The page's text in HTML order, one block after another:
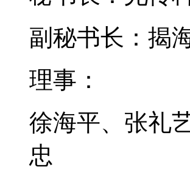
副秘书长：揭
理事：
徐海平、张礼
忠